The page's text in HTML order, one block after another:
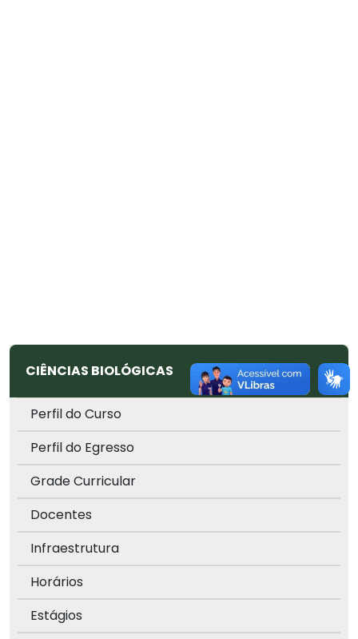
CIÊNCIAS BIOLÓGICAS
Perfil do Curso
Perfil do Egresso
Grade Curricular
Docentes
Infraestrutura
Horários
Estágios